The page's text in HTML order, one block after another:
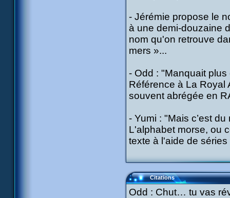
- Jérémie propose le
à une demi-douzaine
nom qu'on retrouve
mers »...
- Odd : "Manquait plus
Référence à La Royal
souvent abrégée en
- Yumi : "Mais c’est
L'alphabet morse, ou
texte à l'aide de
Citations
Odd : Chut… tu vas